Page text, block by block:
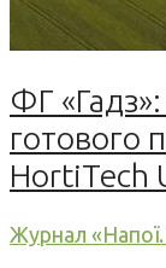
ФГ
готового
HortiTech
Журнал «Напої.